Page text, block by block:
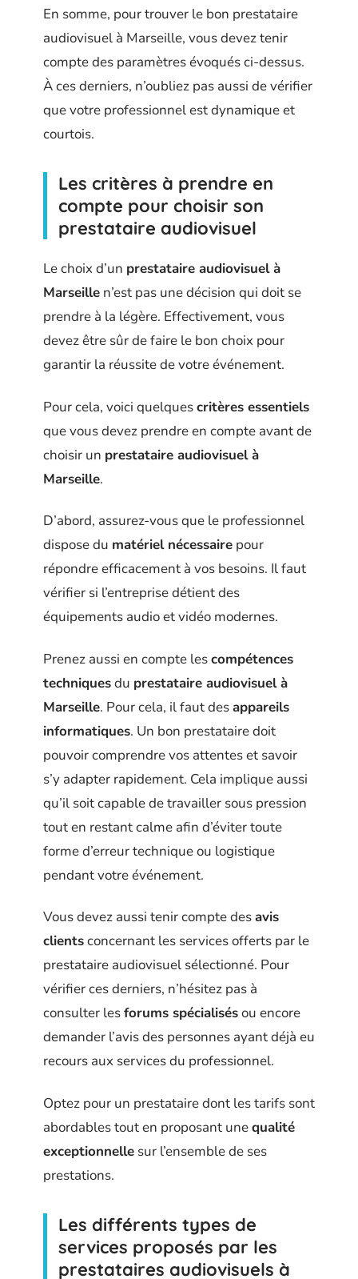
En somme, pour trouver le bon prestataire
audiovisuel à Marseille, vous devez tenir
compte des paramètres évoqués ci-dessus.
À ces derniers, n’oubliez pas aussi de vérifier
que votre professionnel est dynamique et
courtois.
Les critères à prendre en
compte pour choisir son
prestataire audiovisuel
Le choix d’un prestataire audiovisuel à
Marseille n’est pas une décision qui doit se
prendre à la légère. Effectivement, vous
devez être sûr de faire le bon choix pour
garantir la réussite de votre événement.
Pour cela, voici quelquescritères essentiels
que vous devez prendre en compte avant de
choisir un prestataire audiovisuel à
Marseille.
D’abord, assurez-vous que le professionnel
dispose du matériel nécessaire pour
répondre efficacement à vos besoins. Il faut
vérifier si l’entreprise détient des
équipements audio et vidéo modernes.
Prenez aussi en compte lescompétences
techniquesdu prestataire audiovisuel à
Marseille. Pour cela, il faut desappareils
informatiques. Un bon prestataire doit
pouvoir comprendre vos attentes et savoir
s’y adapter rapidement. Cela implique aussi
qu’il soit capable de travailler sous pression
tout en restant calme afin d’éviter toute
forme d’erreur technique ou logistique
pendant votre événement.
Vous devez aussi tenir compte desavis
clientsconcernant les services offerts par le
prestataire audiovisuel sélectionné. Pour
vérifier ces derniers, n’hésitez pas à
consulter lesforums spécialisésou encore
demander l’avis des personnes ayant déjà eu
recours aux services du professionnel.
Optez pour un prestataire dont les tarifs sont
abordables tout en proposant unequalité
exceptionnelle sur l’ensemble de ses
prestations.
Les différents types de
services proposés par les
prestataires audiovisuels à